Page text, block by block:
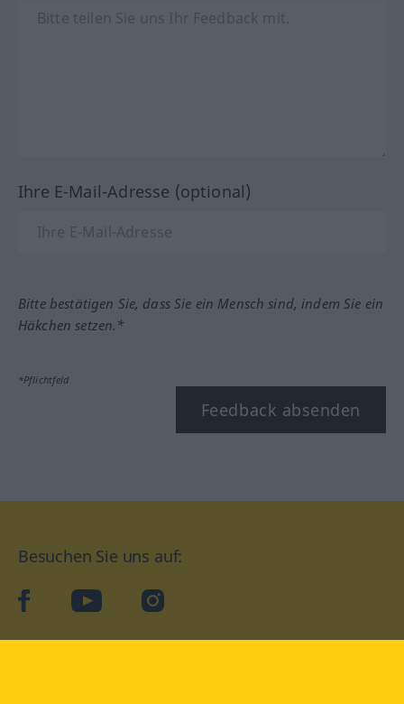
Ihre E-Mail-Adresse (optional)
Bitte bestätigen Sie, dass Sie ein Mensch sind, indem Sie ein
Häkchen setzen.*
*Pflichtfeld
Feedback absenden
Besuchen Sie uns auf:
facebookYouTube Instagram